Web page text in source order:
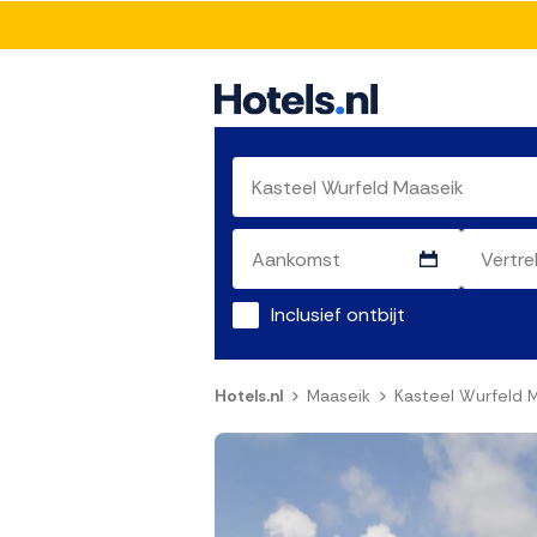
Inclusief ontbijt
Hotels.nl Maaseik Kasteel Wurfeld